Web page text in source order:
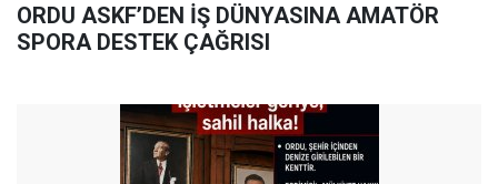
ORDU ASKF’DEN İŞ DÜNYASINA AMATÖR
SPORA DESTEK ÇAĞRISI